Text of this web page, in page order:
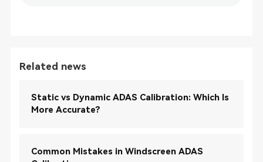
Related news
Static vs Dynamic ADAS Calibration: Which Is
More Accurate?
Common Mistakes in Windscreen ADAS